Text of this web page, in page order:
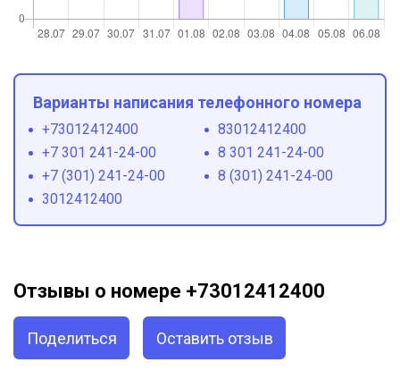
Варианты написания телефонного номера
+73012412400
83012412400
+7 301 241-24-00
8 301 241-24-00
+7 (301) 241-24-00
8 (301) 241-24-00
3012412400
Отзывы о номере +73012412400
Поделиться Оставить отзыв